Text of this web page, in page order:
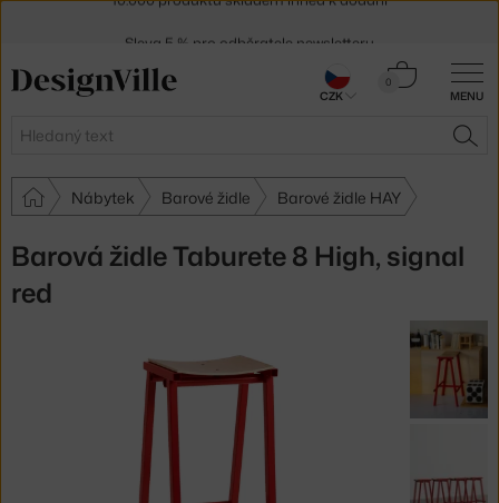
MENU
Hledat
0
Košík
Nábytek Barové židle Barové židle HAY
Barová židle Taburete 8 High, signal
red
30 dní na vrácení zboží
CZK